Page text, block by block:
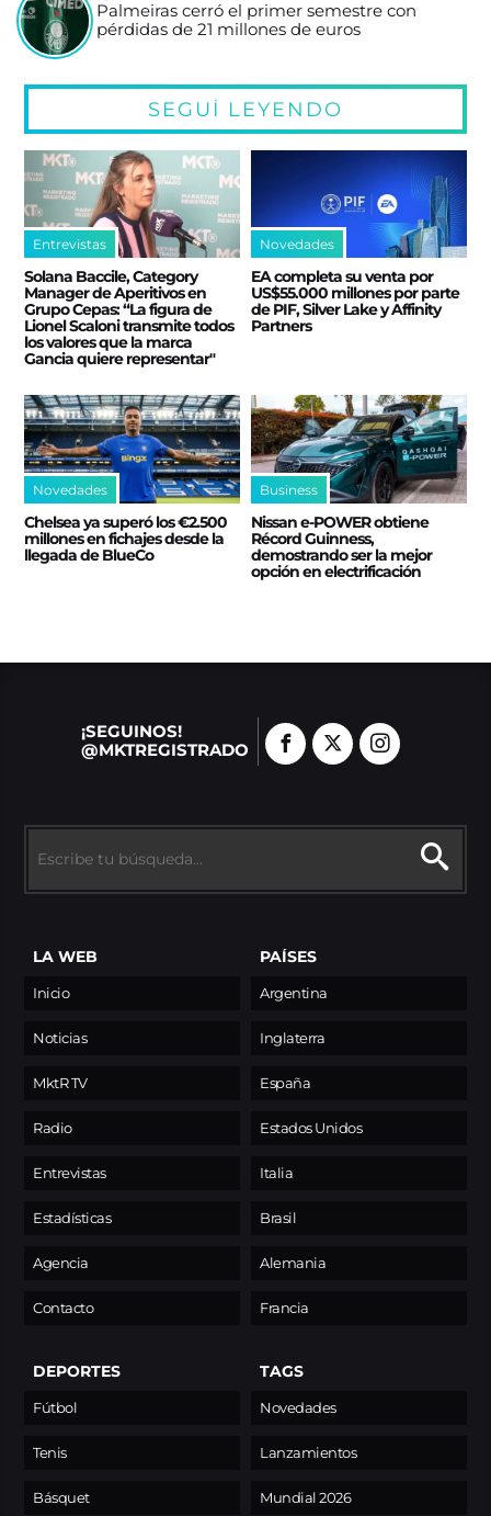
Palmeiras cerró el primer semestre con
pérdidas de 21 millones de euros
SEGUÍ LEYENDO
Entrevistas
Solana Baccile, Category
Manager de Aperitivos en
Grupo Cepas: “La figura de
Lionel Scaloni transmite todos
los valores que la marca
Gancia quiere representar"
Novedades
EA completa su venta por
US$55.000 millones por parte
de PIF, Silver Lake y Affinity
Partners
Novedades
Chelsea ya superó los €2.500
millones en fichajes desde la
llegada de BlueCo
Business
Nissan e‑POWER obtiene
Récord Guinness,
demostrando ser la mejor
opción en electrificación
¡SEGUINOS!
@MKTREGISTRADO
LA WEB
Inicio
Noticias
MktR TV
Radio
Entrevistas
Estadísticas
Agencia
Contacto
PAÍSES
Argentina
Inglaterra
España
Estados Unidos
Italia
Brasil
Alemania
Francia
DEPORTES
Fútbol
Tenis
Básquet
TAGS
Novedades
Lanzamientos
Mundial 2026